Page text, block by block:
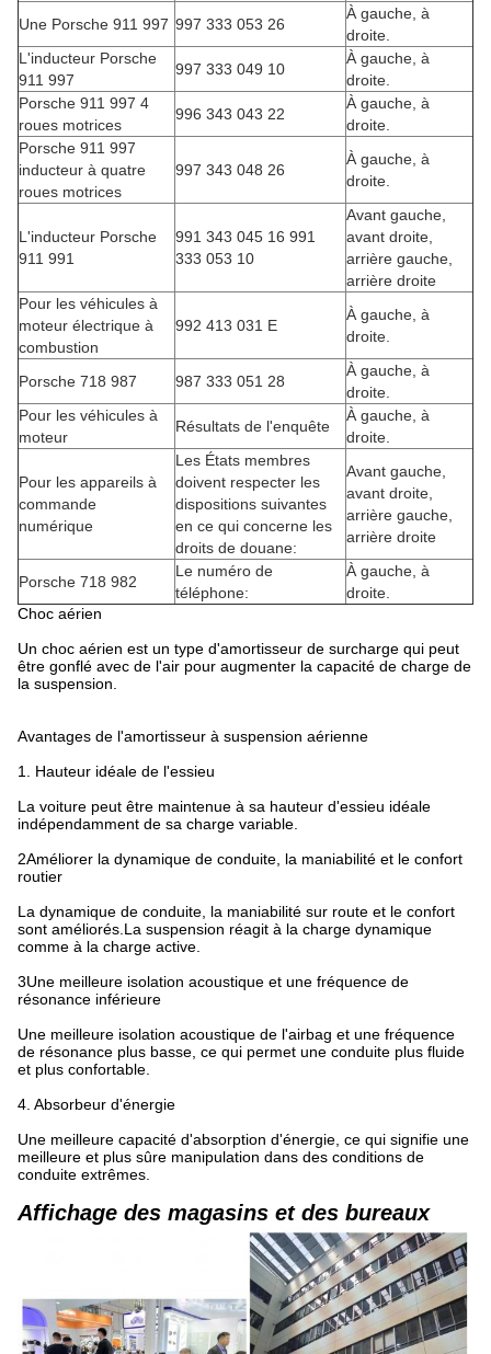
Une Porsche 911 997 997 333 053 26
À gauche, à
droite.
L'inducteur Porsche
911 997
997 333 049 10
À gauche, à
droite.
Porsche 911 997 4
roues motrices
996 343 043 22
À gauche, à
droite.
Porsche 911 997
inducteur à quatre
roues motrices
997 343 048 26
À gauche, à
droite.
L'inducteur Porsche
911 991
991 343 045 16 991
333 053 10
Avant gauche,
avant droite,
arrière gauche,
arrière droite
Pour les véhicules à
moteur électrique à
combustion
992 413 031 E
À gauche, à
droite.
Porsche 718 987 987 333 051 28
À gauche, à
droite.
Pour les véhicules à
moteur
Résultats de l'enquête
À gauche, à
droite.
Pour les appareils à
commande
numérique
Les États membres
doivent respecter les
dispositions suivantes
en ce qui concerne les
droits de douane:
Avant gauche,
avant droite,
arrière gauche,
arrière droite
Porsche 718 982
Le numéro de
téléphone:
À gauche, à
droite.
Choc aérien
Un choc aérien est un type d'amortisseur de surcharge qui peut
être gonflé avec de l'air pour augmenter la capacité de charge de
la suspension.
Avantages de l'amortisseur à suspension aérienne
1. Hauteur idéale de l'essieu
La voiture peut être maintenue à sa hauteur d'essieu idéale
indépendamment de sa charge variable.
2Améliorer la dynamique de conduite, la maniabilité et le confort
routier
La dynamique de conduite, la maniabilité sur route et le confort
sont améliorés.La suspension réagit à la charge dynamique
comme à la charge active.
3Une meilleure isolation acoustique et une fréquence de
résonance inférieure
Une meilleure isolation acoustique de l'airbag et une fréquence
de résonance plus basse, ce qui permet une conduite plus fluide
et plus confortable.
4. Absorbeur d'énergie
Une meilleure capacité d'absorption d'énergie, ce qui signifie une
meilleure et plus sûre manipulation dans des conditions de
conduite extrêmes.
Affichage des magasins et des bureaux